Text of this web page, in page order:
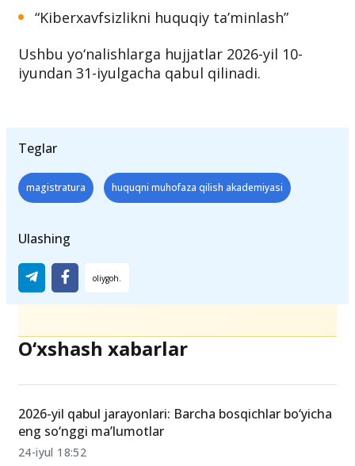
“Kiberxavfsizlikni huquqiy ta’minlash”
Ushbu yo‘nalishlarga hujjatlar 2026-yil 10-
iyundan 31-iyulgacha qabul qilinadi.
Teglar
magistratura huquqni muhofaza qilish akademiyasi
Ulashing
O‘xshash xabarlar
2026-yil qabul jarayonlari: Barcha bosqichlar bo‘yicha
eng so‘nggi ma’lumotlar
24-iyul 18:52